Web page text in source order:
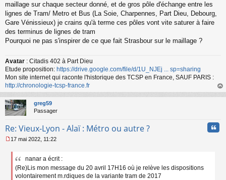
maillage sur chaque secteur donné, et de gros pôle d'échange entre les
lignes de Tram/ Metro et Bus (La Soie, Charpennes, Part Dieu, Debourg,
Gare Vénissieux) je crains qu'à terme ces pôles vont vite saturer à faire
des terminus de lignes de tram
Pourquoi ne pas s'inspirer de ce que fait Strasbour sur le maillage ?
Avatar : Citadis 402 à Part Dieu
Etude proposition: https://drive.google.com/file/d/1U_NJEj ... sp=sharing
Mon site internet qui raconte l'historique des TCSP en France, SAUF PARIS :
http://chronologie-tcsp-france.fr
au
greg59
Passager
Re: Vieux-Lyon - Alaï : Métro ou autre ?
e
17 mai 2022, 11:22
nanar a écrit :
(Re)Lis mon message du 20 avril 17H16 où je relève les dispositions
volontairement m.rdiques de la variante tram de 2017